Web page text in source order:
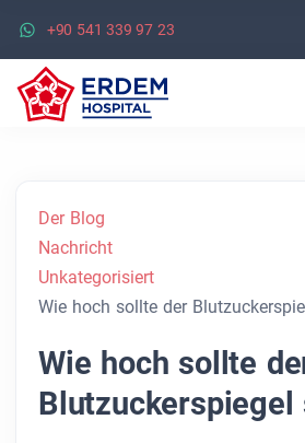
+90 541 339 97 23
Der Blog
Nachricht
Unkategorisiert
Wie hoch sollte der
Wie hoch sollte
Blutzuckerspiegel